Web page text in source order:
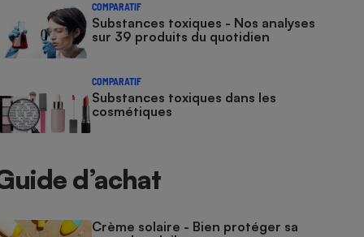
COMPARATIF
Substances toxiques - Nos analyses
sur 39 produits du quotidien
COMPARATIF
Substances toxiques dans les
cosmétiques
d’achat
Crème solaire - Bien protéger sa